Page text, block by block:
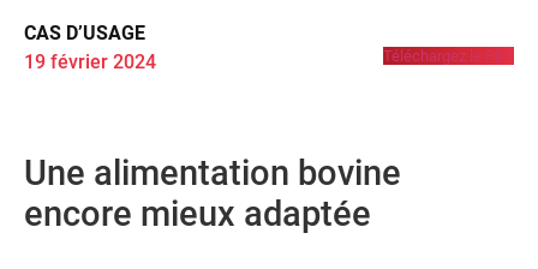
CAS D’USAGE
19 février 2024
Téléchargez le PDF
Une alimentation bovine
encore mieux adaptée